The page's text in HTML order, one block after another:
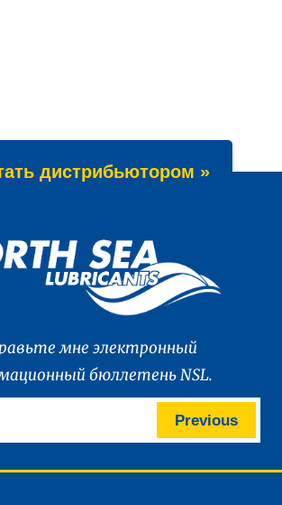
дистрибьютором »
мне электронный
бюллетень NSL.
Previous